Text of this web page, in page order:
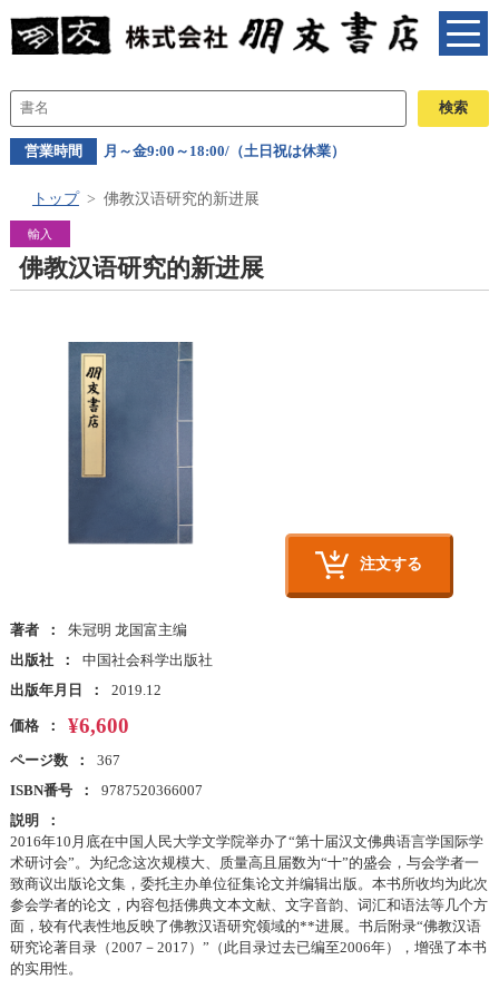
営業時間 月～金9:00～18:00/（土日祝は休業）
トップ 佛教汉语研究的新进展
輸入
佛教汉语研究的新进展
注文する
著者
朱冠明 龙国富主编
出版社
中国社会科学出版社
出版年月日
2019.12
価格 ¥6,600
ページ数
367
ISBN番号
9787520366007
説明
2016年10月底在中国人民大学文学院举办了“第十届汉文佛典语言学国际学
术研讨会”。为纪念这次规模大、质量高且届数为“十”的盛会，与会学者一
致商议出版论文集，委托主办单位征集论文并编辑出版。本书所收均为此次
参会学者的论文，内容包括佛典文本文献、文字音韵、词汇和语法等几个方
面，较有代表性地反映了佛教汉语研究领域的**进展。书后附录“佛教汉语
研究论著目录（2007－2017）”（此目录过去已编至2006年），增强了本书
的实用性。